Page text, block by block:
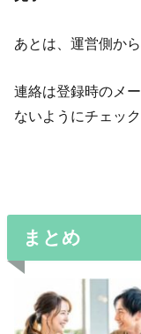
あとは、運営側か
連絡は登録時のメ
ないようにチェッ
まとめ